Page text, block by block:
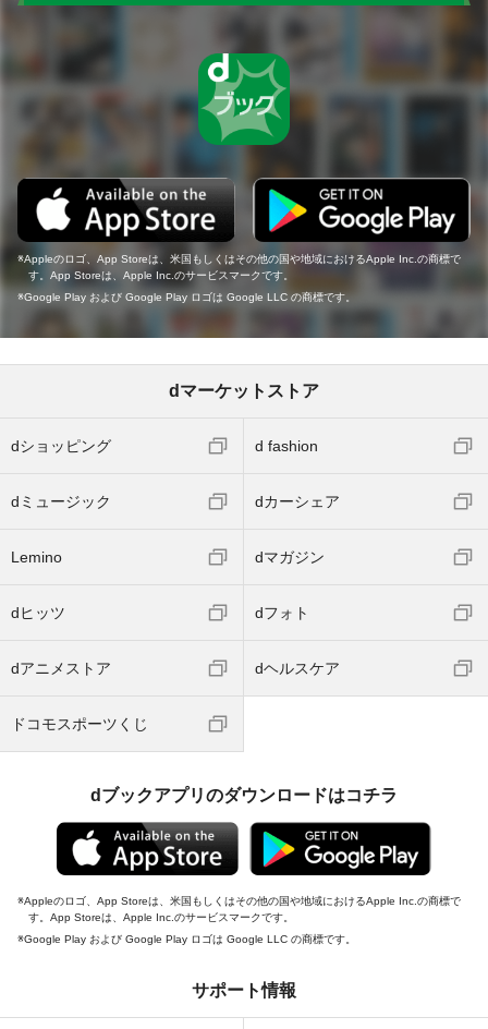
Appleのロゴ、App Storeは、米国もしくはその他の国や地域におけるApple Inc.の商標で
す。App Storeは、Apple Inc.のサービスマークです。
Google Play および Google Play ロゴは Google LLC の商標です。
dマーケットストア
dショッピング d fashion
dミュージック dカーシェア
Lemino dマガジン
dヒッツ dフォト
dアニメストア dヘルスケア
ドコモスポーツくじ
dブックアプリのダウンロードはコチラ
Appleのロゴ、App Storeは、米国もしくはその他の国や地域におけるApple Inc.の商標で
す。App Storeは、Apple Inc.のサービスマークです。
Google Play および Google Play ロゴは Google LLC の商標です。
サポート情報